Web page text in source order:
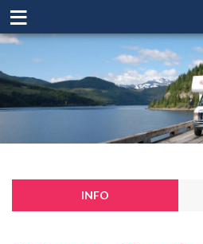
≡
INFO